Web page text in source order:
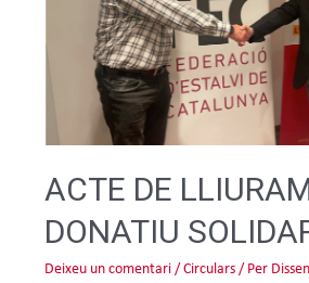
ACTE DE
DONATIU
Deixeu un comentari /Circulars / Per